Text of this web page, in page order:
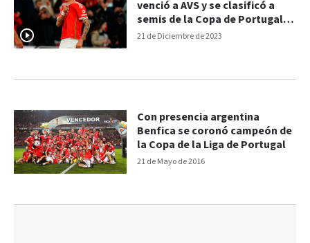
21 de Diciembre de 2023
venció a AVS y se clasificó a
semis de la Copa de Portugal:
goles del 4-1
21 de Mayo de 2016
Con presencia argentina
Benfica se coronó campeón de
la Copa de la Liga de Portugal